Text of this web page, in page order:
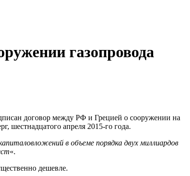
газопровода
договор между РФ и Грецией о сооружении на
шестнадцатого апреля 2015-го года.
в объеме порядка двух миллиардов
«.
дешевле.